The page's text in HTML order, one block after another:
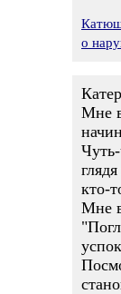
о
Мне
кто-
Мне